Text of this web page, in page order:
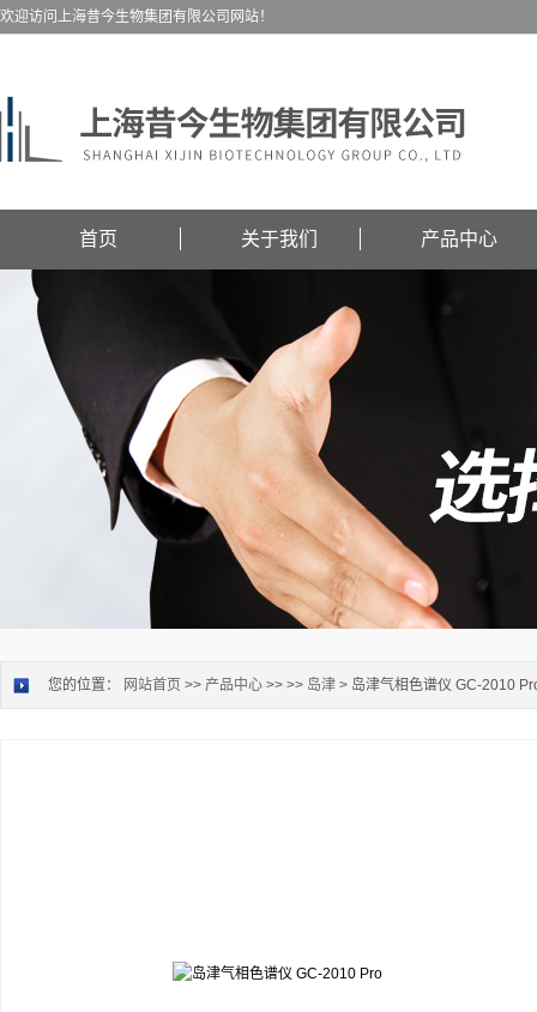
欢迎访问上海昔今生物集团有限公司网站！
首页 关于我们 产品中心
您的位置： 网站首页 >> 产品中心 >> >> 岛津 > 岛津气相色谱仪 GC-2010